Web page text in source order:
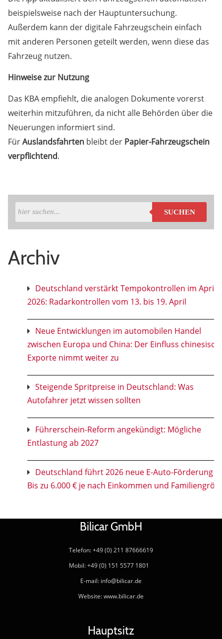
beispielsweise nach der Hauptuntersuchung.
Außerdem kann der digitale Fahrzeugschein einfach
mit anderen Personen geteilt werden, wenn diese das
Fahrzeug nutzen.
Hinweise zur Nutzung
Das KBA empfiehlt, die analogen Dokumente vorerst
weiterhin mitzuführen, da nicht alle Behörden über die
Neuerungen informiert sind.
FürAuslandsfahrten bleibt der Papier-Fahrzeugschein
verpflichtend.
SUCHEN
Archiv
Deutschland verstärkt Tempokontrollen im April
2026: Radarkontrollen vom 13. bis 19. April
Neue Entwicklungen im automobilen Handel
zwischen Europa und China: Der Einfluss
Exporte nimmt weiter zu
Steigende Spritpreise in Deutschland: Was
Autofahrer jetzt wissen sollten
Führerschein-Reform angekündigt: Mögliche
Entlastung ab 2027
Deutschland führt 2026 neue E-Auto-Förderung
Bis zu 6.000 € je nach Einkommen und
Bilicar GmbH
Telefon: +49 (0) 211 87666619
Mobil: +49 (0) 151 5577 1801
E-mail: info@bilicar.de
Website: www.bilicar.de
Hauptsitz